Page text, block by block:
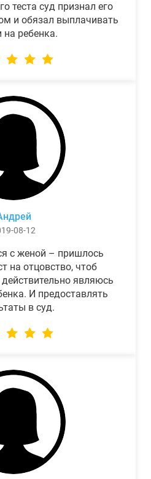
теста суд признал его
и обязал выплачивать
на ребенка.
08-12
с женой – пришлось
на отцовство, чтоб
являюсь
И предоставлять
в суд.